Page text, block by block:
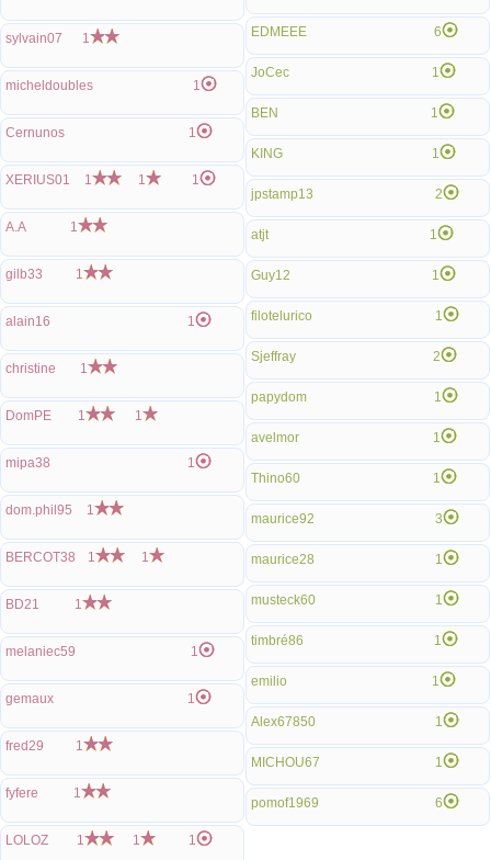
sylvain07 1
micheldoubles 1
Cernunos 1
XERIUS01 1 1 1
A.A 1
gilb33 1
alain16 1
christine 1
DomPE 1 1
mipa38 1
dom.phil95 1
BERCOT38 1 1
BD21 1
melaniec59 1
gemaux 1
fred29 1
fyfere 1
LOLOZ 1 1 1
EDMEEE 6
JoCec 1
BEN 1
KING 1
jpstamp13 2
atjt 1
Guy12 1
filotelurico 1
Sjeffray 2
papydom 1
avelmor 1
Thino60 1
maurice92 3
maurice28 1
musteck60 1
timbré86 1
emilio 1
Alex67850 1
MICHOU67 1
pomof1969 6